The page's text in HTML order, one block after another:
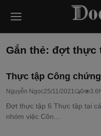
Gắn thẻ: đợt thực
Thực tập Công
Nguyễn Ngọc25/11/2021 0
Đợt thực tập 6 Thực tập tại
nhóm việc Côn...